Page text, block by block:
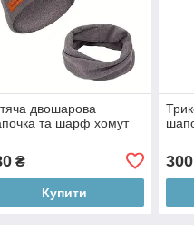
двошарова
та шарф хомут
₴
Купити
300